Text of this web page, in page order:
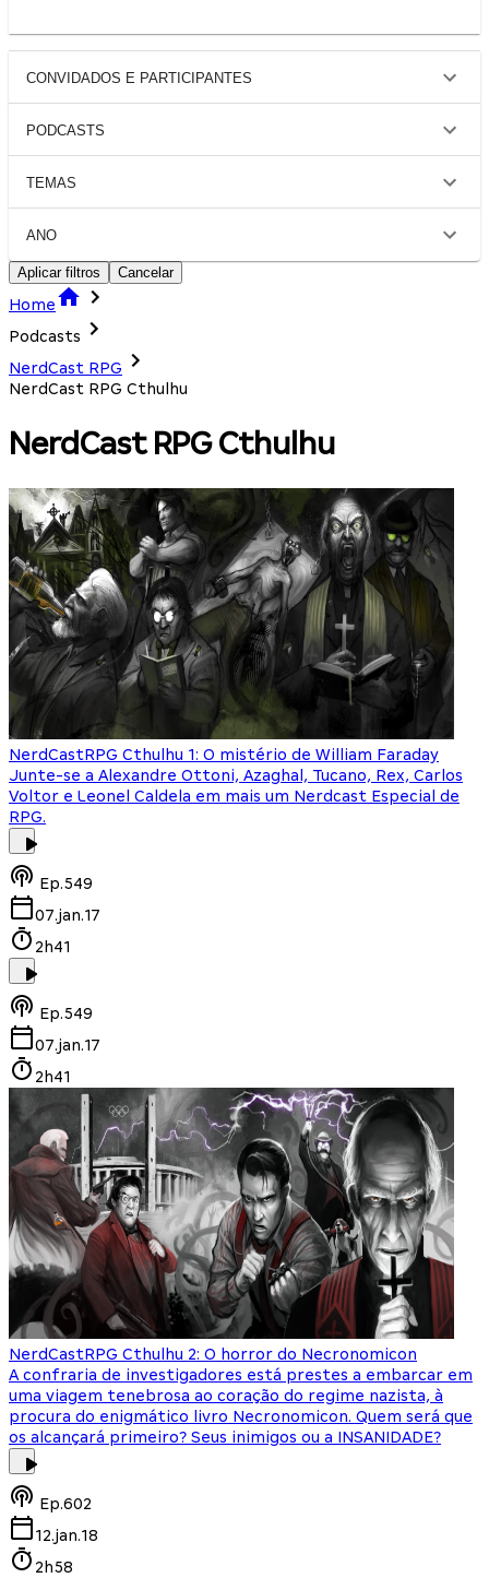
CONVIDADOS E PARTICIPANTES
PODCASTS
TEMAS
ANO
Aplicar filtros Cancelar
Home
Podcasts
NerdCast RPG
NerdCast RPG Cthulhu
NerdCast RPG Cthulhu
NerdCastRPG Cthulhu 1: O mistério de William Faraday
Junte-se a Alexandre Ottoni, Azaghal, Tucano, Rex, Carlos
Voltor e Leonel Caldela em mais um Nerdcast Especial de
RPG.
Ep.549
07.jan.17
2h41
Ep.549
07.jan.17
2h41
NerdCastRPG Cthulhu 2: O horror do Necronomicon
A confraria de investigadores está prestes a embarcar em
uma viagem tenebrosa ao coração do regime nazista, à
procura do enigmático livro Necronomicon. Quem será que
os alcançará primeiro? Seus inimigos ou a INSANIDADE?
Ep.602
12.jan.18
2h58